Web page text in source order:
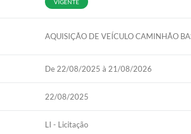
VIGENTE
AQUISIÇÃO DE VEÍCULO CAMINHÃO
De 22/08/2025 à 21/08/2026
22/08/2025
LI - Licitação